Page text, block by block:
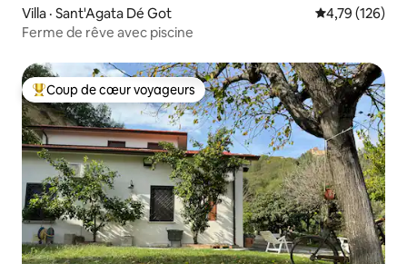
Villa · Sant'Agata Dé Got Note
4,79 (126)
Ferme de rêve avec piscine
Coup de cœur voyageurs parmi les plus aimés
Coup de cœur voyageurs